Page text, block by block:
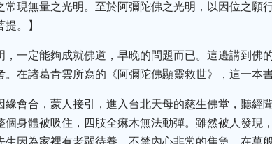
現無量之光明。至於阿彌陀佛之光明，以因位之願
。】
一定能夠成就佛道，早晚的問題而已。這邊講到佛
在諸葛青雲所寫的《阿彌陀佛顯靈救世》，這一本
會合，蒙人接引，進入台北天母的慈生佛堂，聽經
個身體被吸住，四肢全痳木無法動彈。雖然被人發現
因為家裡有老弱待養，不禁內心非常的焦急，在萬